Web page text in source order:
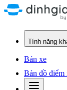
Tính năng
Bán xe
Bản đồ điểm